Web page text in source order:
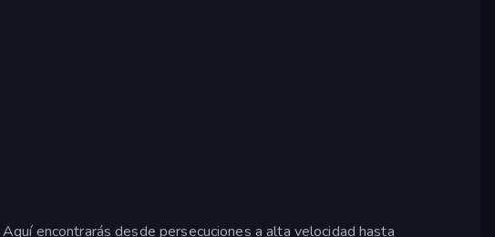
encontrarás desde persecuciones a alta velocidad hasta